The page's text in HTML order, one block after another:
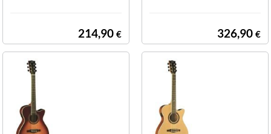
214,90 € 326,90 €